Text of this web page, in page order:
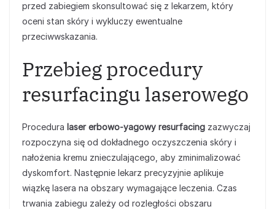
przed zabiegiem skonsultować się z lekarzem, który
oceni stan skóry i wykluczy ewentualne
przeciwwskazania.
Przebieg procedury
resurfacingu laserowego
Procedura laser erbowo-yagowy resurfacing zazwyczaj
rozpoczyna się od dokładnego oczyszczenia skóry i
nałożenia kremu znieczulającego, aby zminimalizować
dyskomfort. Następnie lekarz precyzyjnie aplikuje
wiązkę lasera na obszary wymagające leczenia. Czas
trwania zabiegu zależy od rozległości obszaru